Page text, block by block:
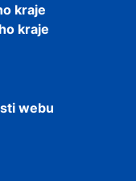
kraje
kraje
webu